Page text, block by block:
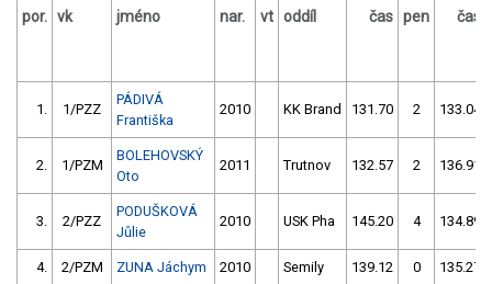
por. vk jméno nar. vt oddíl čas pen čas
1. 1/PZZ
PÁDIVÁ
Františka
2010 KK Brand 131.70 2 133.04
2. 1/PZM
BOLEHOVSKÝ
Oto
2011 Trutnov 132.57 2 136.91
3. 2/PZZ
PODUŠKOVÁ
Jůlie
2010 USK Pha 145.20 4 134.89
4. 2/PZM ZUNA Jáchym 2010 Semily 139.12 0 135.27